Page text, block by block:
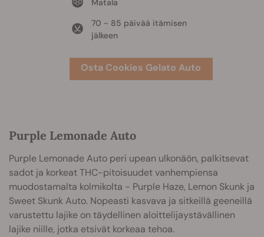
Matala
70 - 85 päivää itämisen
jälkeen
Osta Cookies Gelato Auto
Purple Lemonade Auto
Purple Lemonade Auto peri upean ulkonäön, palkitsevat
sadot ja korkeat THC-pitoisuudet vanhempiensa
muodostamalta kolmikolta - Purple Haze, Lemon Skunk ja
Sweet Skunk Auto. Nopeasti kasvava ja sitkeillä geeneillä
varustettu lajike on täydellinen aloittelijaystävällinen
lajike niille, jotka etsivät korkeaa tehoa.